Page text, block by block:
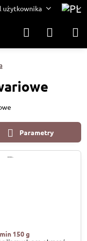
użytkownika
Parametry
150 g